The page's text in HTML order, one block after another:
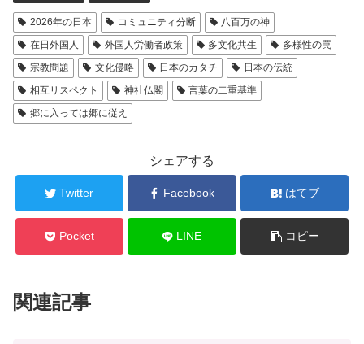
2026年の日本 コミュニティ分断
八百万の神
在日外国人
外国人労働者政策 多文化共生
多様性の罠
宗教問題
文化侵略 日本のカタチ
日本の伝統
相互リスペクト
神社仏閣
言葉の二重基準
郷に入っては郷に従え
シェアする
Twitter Facebook はてブ
Pocket LINE コピー
関連記事